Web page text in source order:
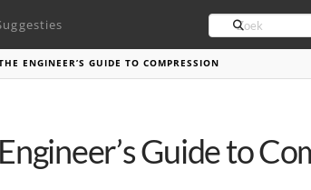
Search
ENGINEER’S GUIDE TO COMPRESSION
Guide to